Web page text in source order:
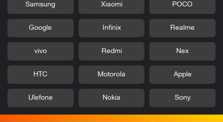
POCO
Xiaomi
Samsung
Realme
Infinix
Google
Nex
Redmi
vivo
Apple
Motorola
HTC
Sony
Nokia
Ulefone